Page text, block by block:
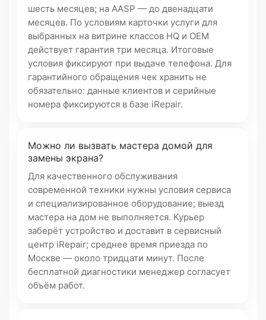
шесть месяцев; на AASP — до двенадцати
месяцев. По условиям карточки услуги для
выбранных на витрине классов HQ и OEM
действует гарантия три месяца. Итоговые
условия фиксируют при выдаче телефона. Для
гарантийного обращения чек хранить не
обязательно: данные клиентов и серийные
номера фиксируются в базе iRepair.
Можно ли вызвать мастера домой для
замены экрана?
Для качественного обслуживания
современной техники нужны условия сервиса
и специализированное оборудование; выезд
мастера на дом не выполняется. Курьер
заберёт устройство и доставит в сервисный
центр iRepair; среднее время приезда по
Москве — около тридцати минут. После
бесплатной диагностики менеджер согласует
объём работ.